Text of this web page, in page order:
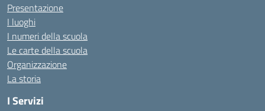
Presentazione
I luoghi
I numeri della scuola
Le carte della scuola
Organizzazione
La storia
I Servizi